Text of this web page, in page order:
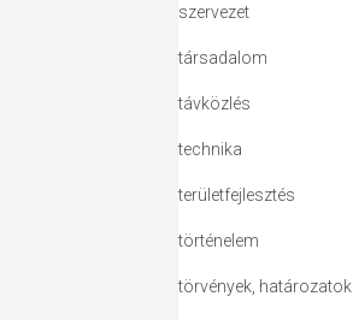
szervezet
társadalom
távközlés
technika
területfejlesztés
történelem
törvények, határozatok